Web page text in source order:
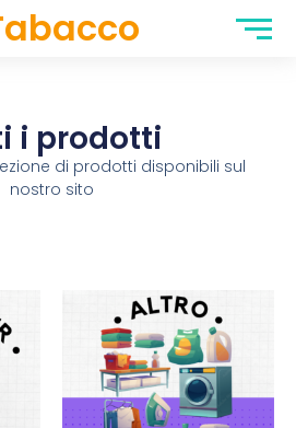
i prodotti
di prodotti disponibili sul
nostro sito